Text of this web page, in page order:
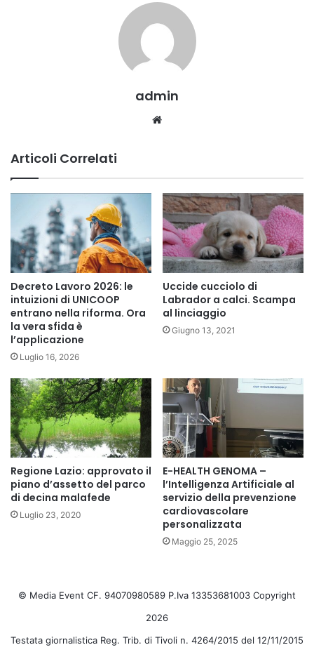
admin
Articoli Correlati
Decreto Lavoro 2026: le
intuizioni di UNICOOP
entrano nella riforma. Ora
la vera sfida è
l’applicazione
Luglio 16, 2026
Uccide cucciolo di
Labrador a calci. Scampa
al linciaggio
Giugno 13, 2021
Regione Lazio: approvato il
piano d’assetto del parco
di decina malafede
Luglio 23, 2020
E-HEALTH GENOMA –
l’Intelligenza Artificiale al
servizio della prevenzione
cardiovascolare
personalizzata
Maggio 25, 2025
© Media Event CF. 94070980589 P.Iva 13353681003 Copyright
2026
Testata giornalistica Reg. Trib. di Tivoli n. 4264/2015 del 12/11/2015